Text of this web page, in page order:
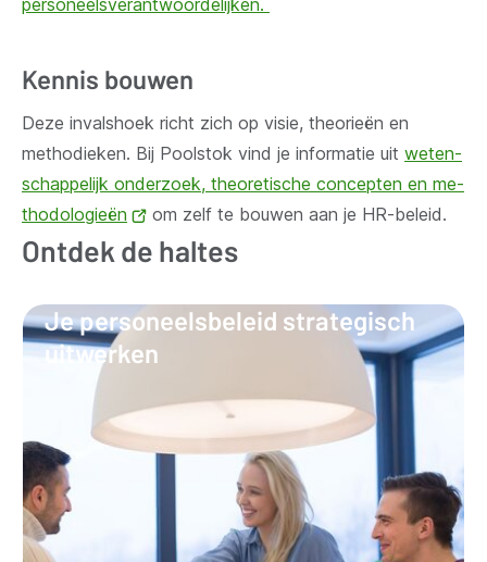
Kennis bouwen
Deze invalshoek richt zich op visie, theorieën en
methodieken. Bij Poolstok vind je informatie uit we­ten­
schap­pe­lijk onderzoek, the­o­re­ti­sche concepten en me­
tho­do­lo­gie­ën
(opent
nieuw
om zelf te bouwen aan je HR-beleid.
Ontdek de haltes
Je personeelsbeleid strategisch
uitwerken